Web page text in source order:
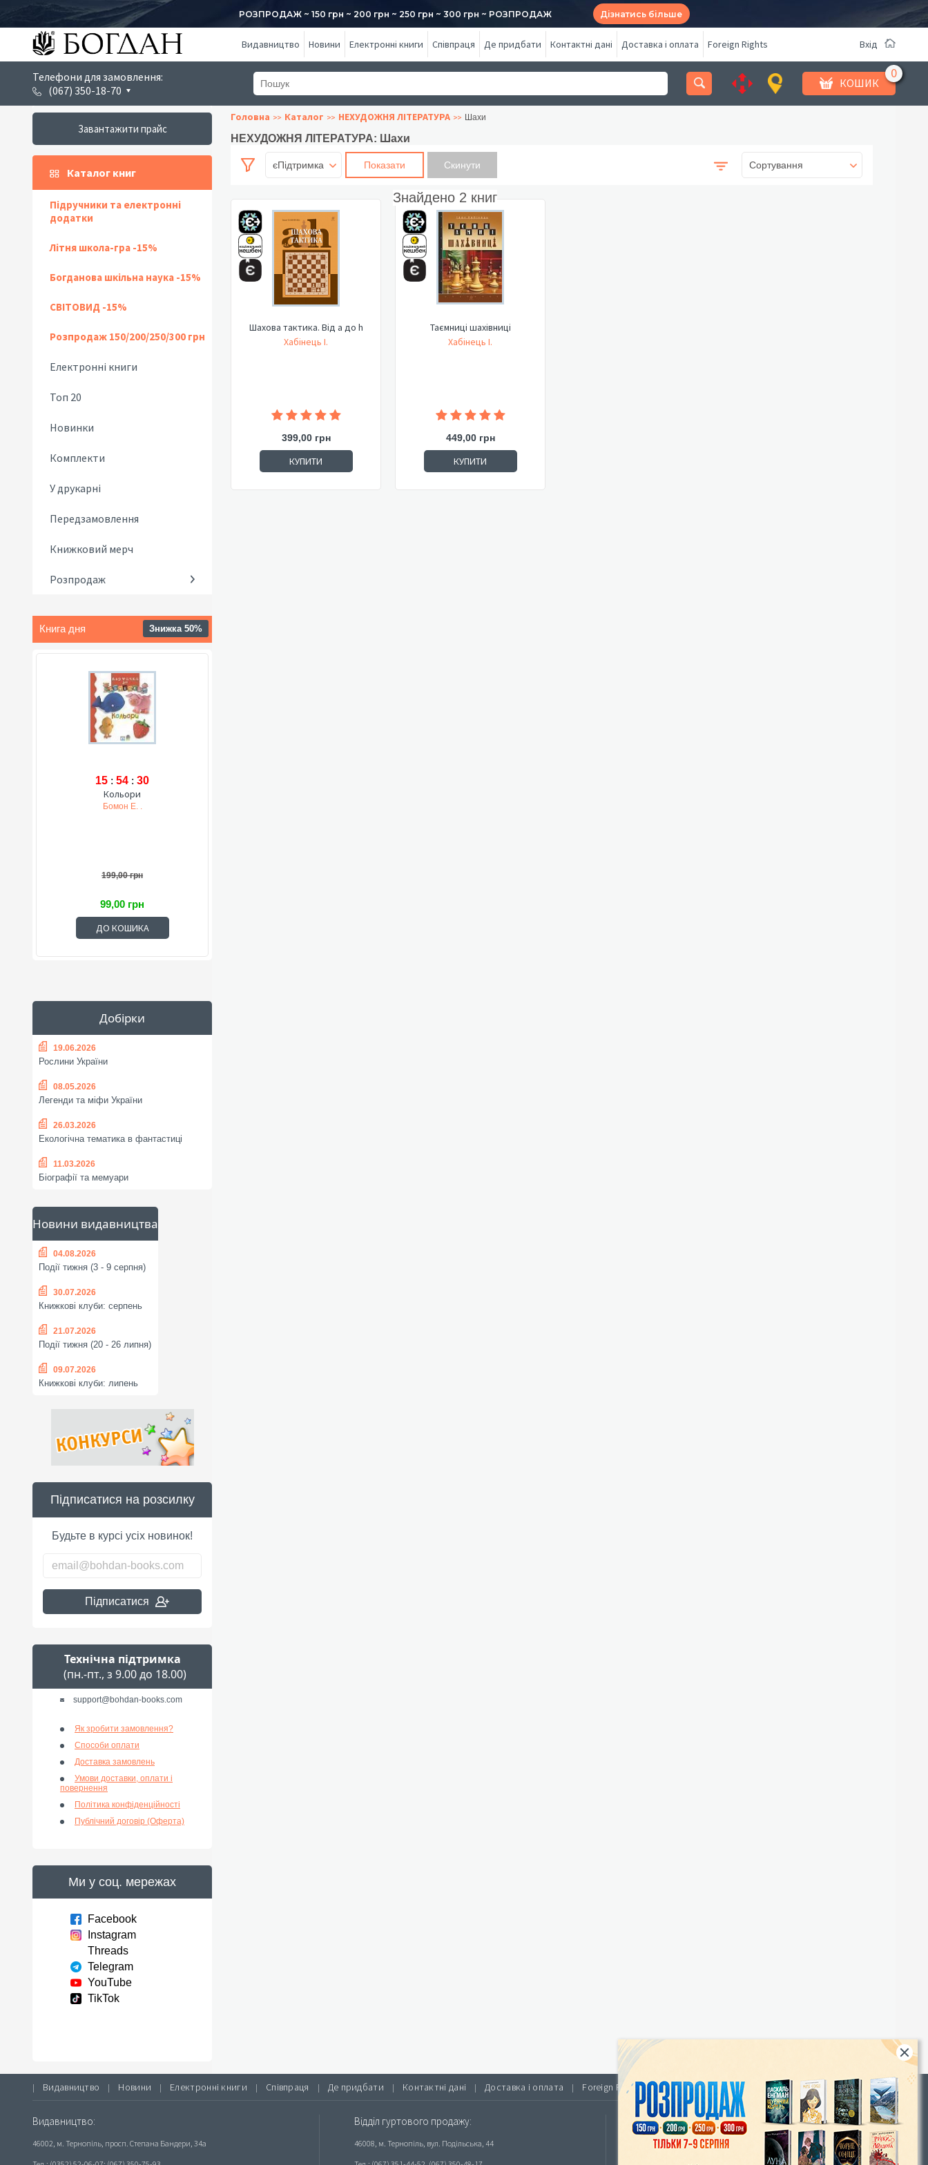
РОЗПРОДАЖ ~ 150 грн ~ 200 грн ~ 250 грн ~ 300 грн ~ РОЗПРОДАЖ Дізнатись більше
Видавництво Новини Електронні книги Співпраця Де придбати Контактні дані Доставка і оплата Foreign Rights Вхід
Телефони для замовлення:
(067) 350-18-70
КОШИК
Завантажити прайс
Каталог книг
Підручники та електронні
додатки
Літня школа-гра -15%
Богданова шкільна наука -15%
СВІТОВИД -15%
Розпродаж 150/200/250/300 грн
Електронні книги
Топ 20
Новинки
Комплекти
У друкарні
Передзамовлення
Книжковий мерч
Розпродаж
Книга дня Знижка 50%
15 : 54 : 29
Кольори
Бомон Е. .
199,00 грн
99,00 грн
ДО КОШИКА
Добірки
19.06.2026
Рослини України
08.05.2026
Легенди та міфи України
26.03.2026
Екологічна тематика в фантастиці
11.03.2026
Біографії та мемуари
Новини видавництва
04.08.2026
Події тижня (3 - 9 серпня)
30.07.2026
Книжкові клуби: серпень
21.07.2026
Події тижня (20 - 26 липня)
09.07.2026
Книжкові клуби: липень
Підписатися на розсилку
Будьте в курсі усіх новинок!
Підписатися
Технічна підтримка
(пн.-пт., з 9.00 до 18.00)
support@bohdan-books.com
Як зробити замовлення?
Способи оплати
Доставка замовлень
Умови доставки, оплати і
повернення
Політика конфіденційності
Публічний договір (Оферта)
Ми у соц. мережах
Facebook
Instagram
Threads
Telegram
YouTube
TikTok
Головна Каталог НЕХУДОЖНЯ ЛІТЕРАТУРА Шахи
НЕХУДОЖНЯ ЛІТЕРАТУРА: Шахи
єПідтримка Показати
Знайдено 2 книг
Сортування
Шахова тактика. Від a до h
Хабінець І.
399,00 грн
КУПИТИ
Таємниці шахівниці
Хабінець І.
449,00 грн
КУПИТИ
| Видавництво | Новини | Електронні книги | Співпраця | Де придбати | Контактні дані | Доставка і оплата | Foreign Rights |
Видавництво:
46002, м. Тернопіль, просп. Степана Бандери, 34а
Відділ гуртового продажу:
46008, м. Тернопіль, вул. Подільська, 44
Інтернет-магазин «Видавництво Богдан»:
46018, м. Тернопіль, А/С 529